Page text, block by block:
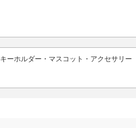
キーホルダー・マスコット・アクセサリー